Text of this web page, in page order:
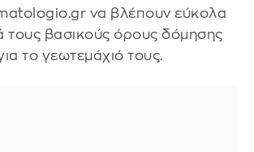
να βλέπουν εύκολα
τους βασικούς όρους δόμησης
το γεωτεμάχιό τους.